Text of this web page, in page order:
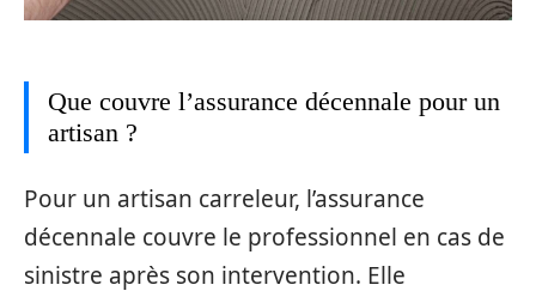
Que couvre l’assurance décennale pour un
artisan ?
Pour un artisan carreleur, l’assurance
décennale couvre le professionnel en cas de
sinistre après son intervention. Elle